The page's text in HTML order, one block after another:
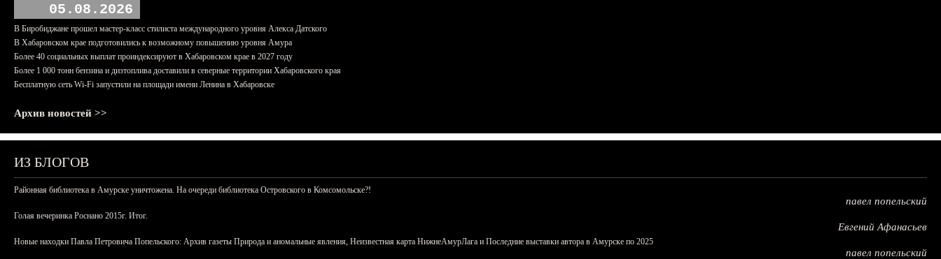
05.08.2026
В Биробиджане прошел мастер-класс стилиста международного уровня Алекса Датского
В Хабаровском крае подготовились к возможному повышению уровня Амура
Более 40 социальных выплат проиндексируют в Хабаровском крае в 2027 году
Более 1 000 тонн бензина и дизтоплива доставили в северные территории Хабаровского края
Бесплатную сеть Wi-Fi запустили на площади имени Ленина в Хабаровске
Архив новостей >>
ИЗ БЛОГОВ
Районная библиотека в Амурске уничтожена. На очереди библиотека Островского в Комсомольске?!
павел попельский
Голая вечеринка Роснано 2015г. Итог.
Евгений Афанасьев
Новые находки Павла Петровича Попельского: Архив газеты Природа и аномальные явления, Неизвестная карта НижнеАмурЛага и Последние выставки автора в Амурске по 2025
павел попельский